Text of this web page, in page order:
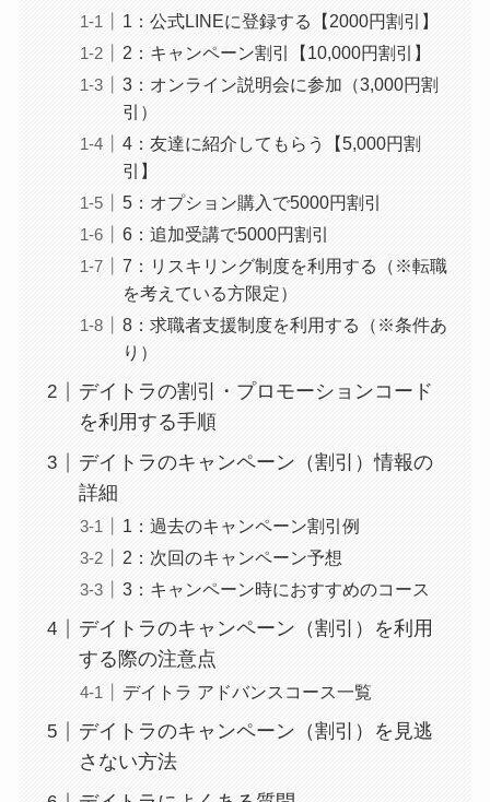
1：公式LINEに登録する【2000円割引】
2：キャンペーン割引【10,000円割引】
3：オンライン説明会に参加（3,000円割
引）
4：友達に紹介してもらう【5,000円割
引】
5：オプション購入で5000円割引
6：追加受講で5000円割引
7：リスキリング制度を利用する（※転職
を考えている方限定）
8：求職者支援制度を利用する（※条件あ
り）
デイトラの割引・プロモーションコード
を利用する手順
デイトラのキャンペーン（割引）情報の
詳細
1：過去のキャンペーン割引例
2：次回のキャンペーン予想
3：キャンペーン時におすすめのコース
デイトラのキャンペーン（割引）を利用
する際の注意点
デイトラ アドバンスコース一覧
デイトラのキャンペーン（割引）を見逃
さない方法